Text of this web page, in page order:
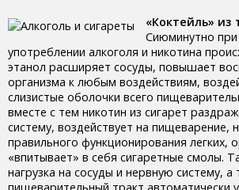
«Коктейль» из
Сиюминутно
употреблении алкоголя и никотина
этанол расширяет сосуды, повышает
организма к любым воздействиям,
слизистые оболочки всего
вместе с тем никотин из сигарет
систему, воздействует на пищеварение,
правильного функционирования легких,
«впитывает» в себя сигаретные смолы.
нагрузка на сосуды и нервную систему, а
пищеварительный тракт автоматически